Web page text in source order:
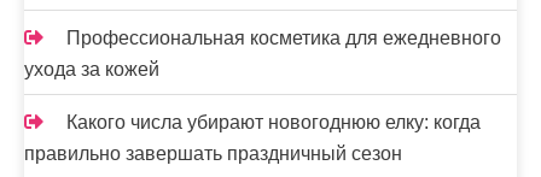
Профессиональная косметика для ежедневного
ухода за кожей
Какого числа убирают новогоднюю елку: когда
правильно завершать праздничный сезон